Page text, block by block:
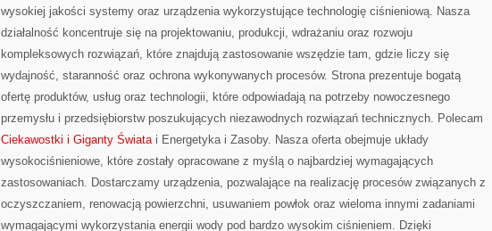
wysokiej jakości systemy oraz urządzenia wykorzystujące technologię ciśnieniową. Nasza
działalność koncentruje się na projektowaniu, produkcji, wdrażaniu oraz rozwoju
kompleksowych rozwiązań, które znajdują zastosowanie wszędzie tam, gdzie liczy się
wydajność, staranność oraz ochrona wykonywanych procesów. Strona prezentuje bogatą
ofertę produktów, usług oraz technologii, które odpowiadają na potrzeby nowoczesnego
przemysłu i przedsiębiorstw poszukujących niezawodnych rozwiązań technicznych. Polecam
Ciekawostki i Giganty Światai Energetyka i Zasoby. Nasza oferta obejmuje układy
wysokociśnieniowe, które zostały opracowane z myślą o najbardziej wymagających
zastosowaniach. Dostarczamy urządzenia, pozwalające na realizację procesów związanych z
oczyszczaniem, renowacją powierzchni, usuwaniem powłok oraz wieloma innymi zadaniami
wymagającymi wykorzystania energii wody pod bardzo wysokim ciśnieniem. Dzięki